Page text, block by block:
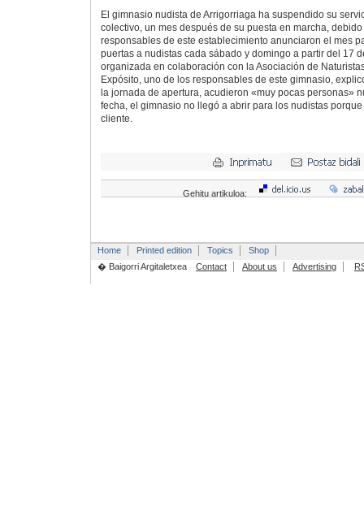
El gimnasio nudista de Arrigorriaga ha suspendido su
colectivo, un mes después de su puesta en marcha,
responsables de este establecimiento anunciaron el mes
puertas a nudistas cada sábado y domingo a partir del 17
organizada en colaboración con la Asociación de
Expósito, uno de los responsables de este gimnasio,
la jornada de apertura, acudieron «muy pocas personas»
fecha, el gimnasio no llegó a abrir para los nudistas
cliente.
Gehitu artikuloa:
Home Printed edition Topics
Shop
� Baigorri Argitaletxea
Contact About us Advertising